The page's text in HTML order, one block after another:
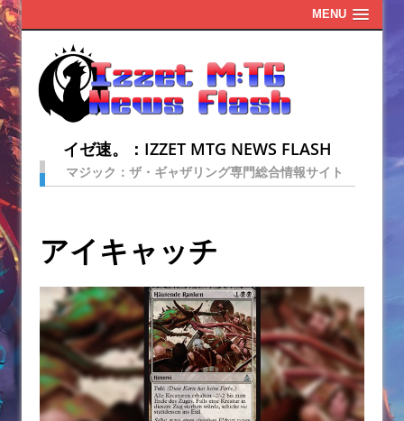
MENU
イゼ速。：IZZET MTG NEWS FLASH
マジック：ザ・ギャザリング専門総合情報サイト
アイキャッチ